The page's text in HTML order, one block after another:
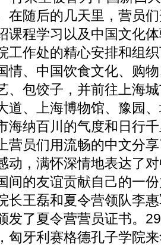
在随后的几天里，营员
课程学习以及中国文化
工作处的精心安排和组
情、中国饮食文化、购
、包饺子，并前往上海
道、上海博物馆、豫园
海纳百川的气度和日行
营员们用流畅的中文分
动，满怀深情地表达了
间的友谊贡献自己的一
长王磊和夏令营领队李
发了夏令营营员证书。
匈牙利赛格德孔子学院